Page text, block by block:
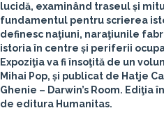
lucidă, examinând traseul și
fundamentul pentru scrierea
definesc naţiuni, naraţiunile
istoria în centre și periferii
Expoziţia va fi însoţită de un
Mihai Pop, și publicat de Hatje
Ghenie – Darwin’s Room. Ediţia
de editura Humanitas.